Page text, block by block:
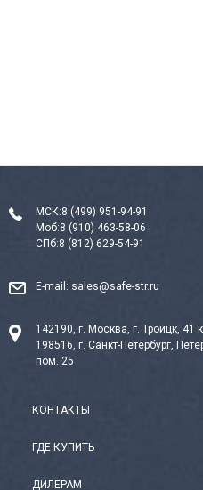
МСК:8 (499) 951-94-91
Моб:8 (910) 463-58-06
СПб:8 (812) 629-54-91
E-mail: sales@safe-str.ru
142190, г. Москва, г. Троицк,
198516, г. Санкт-Петербург,
пом. 25
КОНТАКТЫ
ГДЕ КУПИТЬ
ДИЛЕРАМ